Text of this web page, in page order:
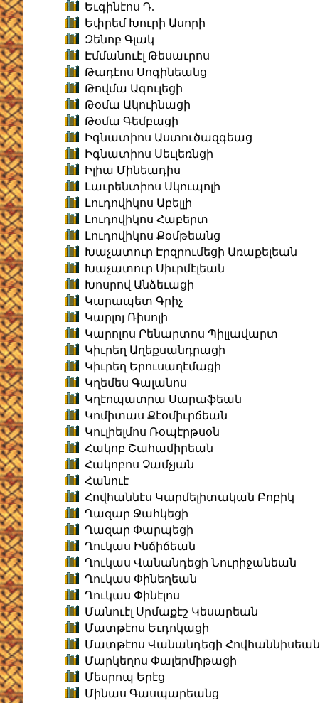
Եւգինէոս Դ.
Եփրեմ Խուրի Ասորի
Զենոբ Գլակ
Էմմանուէլ Թեսաւրոս
Թադէոս Սոգինեանց
Թովմա Ագուլեցի
Թօմա Ակուինացի
Թօմա Գեմբացի
Իգնատիոս Աստուծազգեաց
Իգնատիոս Սեւլեռնցի
Իլիա Մինեադիս
Լաւրենտիոս Սկուպոլի
Լուդովիկոս Աբելլի
Լուդովիկոս Հաբերտ
Լուդովիկոս Քօմթեանց
Խաչատուր Էրզրումեցի Առաքելեան
Խաչատուր Սիւրմէլեան
Խոսրով Անձեւացի
Կարապետ Գրիչ
Կարլոյ Ռիսոլի
Կարոլոս Րենարտոս Պիլլավարտ
Կիւրեղ Աղեքսանդրացի
Կիւրեղ Երուսաղէմացի
Կղեմես Գալանոս
Կղէոպատրա Սարաֆեան
Կոմիտաս Քէօմիւրճեան
Կուլիելմոս Ռօպէրթսօն
Հակոբ Շահամիրեան
Հակոբոս Չամչյան
Հանուէ
Հովհաննէս Կարմելիտական Բոբիկ
Ղազար Ջահկեցի
Ղազար Փարպեցի
Ղուկաս Ինճիճեան
Ղուկաս Վանանդեցի Նուրիջանեան
Ղուկաս Փինեղեան
Ղուկաս Փինէլոս
Մանուէլ Սրմաքէշ Կեսարեան
Մատթէոս Եւդոկացի
Մատթէոս Վանանդեցի Հովհաննիսեան
Մարկեղոս Փալերմիթացի
Մեսրոպ Երէց
Մինաս Գասպարեանց